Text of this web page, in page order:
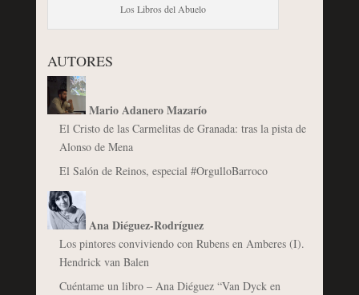
Los Libros del Abuelo
AUTORES
Mario Adanero Mazarío
El Cristo de las Carmelitas de Granada: tras la pista de
Alonso de Mena
El Salón de Reinos, especial #OrgulloBarroco
Ana Diéguez-Rodríguez
Los pintores conviviendo con Rubens en Amberes (I).
Hendrick van Balen
Cuéntame un libro – Ana Diéguez “Van Dyck en